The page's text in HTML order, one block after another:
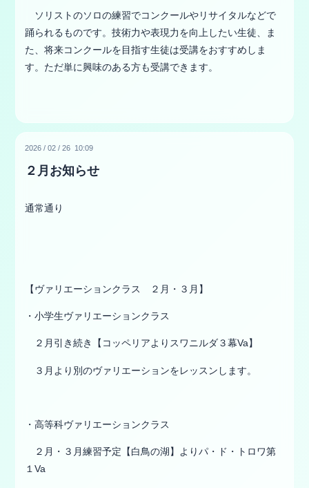
ソリストのソロの練習でコンクールやリサイタルなどで
踊られるものです。技術力や表現力を向上したい生徒、ま
た、将来コンクールを目指す生徒は受講をおすすめしま
す。ただ単に興味のある方も受講できます。
2026 /02 /26 10:09
２月お知らせ
通常通り
【ヴァリエーションクラス ２月・３月】
・小学生ヴァリエーションクラス
２月引き続き【コッペリアよりスワニルダ３幕Va】
３月より別のヴァリエーションをレッスンします。
・高等科ヴァリエーションクラス
２月・３月練習予定【白鳥の湖】よりパ・ド・トロワ第
１Va